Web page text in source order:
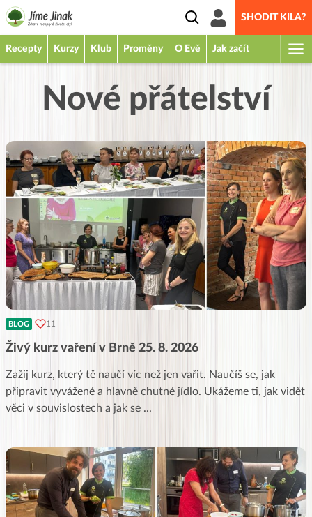
SHODIT KILA?
Recepty Kurzy Klub Proměny O Evě Jak začít
Nové přátelství
BLOG 11
Živý kurz vaření v Brně 25. 8. 2026
Zažij kurz, který tě naučí víc než jen vařit. Naučíš se, jak
připravit vyvážené a hlavně chutné jídlo. Ukážeme ti, jak vidět
věci v souvislostech a jak se ...